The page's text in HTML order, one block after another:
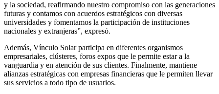
y la sociedad, reafirmando nuestro compromiso con las generaciones
futuras y contamos con acuerdos estratégicos con diversas
universidades y fomentamos la participación de instituciones
nacionales y extranjeras”, expresó.
Además, Vínculo Solar participa en diferentes organismos
empresariales, clústeres, foros expos que le permite estar a la
vanguardia y en atención de sus clientes. Finalmente, mantiene
alianzas estratégicas con empresas financieras que le permiten llevar
sus servicios a todo tipo de usuarios.